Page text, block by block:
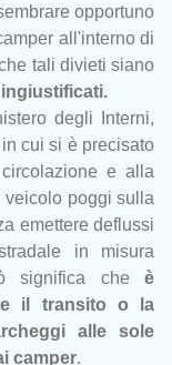
opportuno
all'interno di
tali divieti siano
degli Interni,
cui si è precisato
e alla
veicolo poggi sulla
emettere deflussi
in misura
significa che è
il transito o la
alle sole
camper.